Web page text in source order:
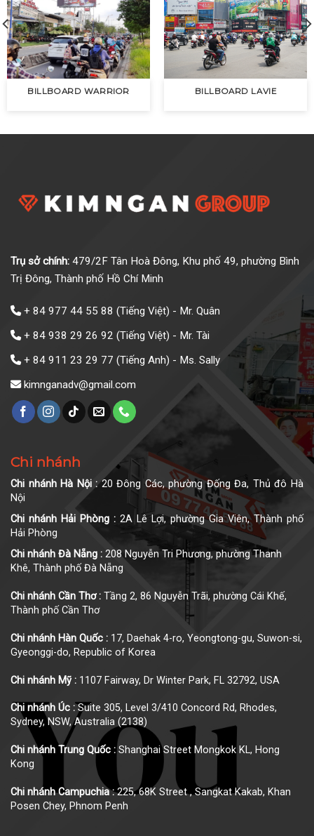
BILLBOARD WARRIOR BILLBOARD LAVIE
Trụ sở chính: 479/2F Tân Hoà Đông, Khu phố 49, phường Bình
Trị Đông, Thành phố Hồ Chí Minh
+ 84 977 44 55 88 (Tiếng Việt) - Mr. Quân
+ 84 938 29 26 92 (Tiếng Việt) - Mr. Tài
+ 84 911 23 29 77 (Tiếng Anh) - Ms. Sally
kimnganadv@gmail.com
Chi nhánh
Chi nhánh Hà Nội :20 Đông Các, phường Đống Đa, Thủ đô Hà
Nội
Chi nhánh Hải Phòng : 2A Lê Lợi, phường Gia Viên, Thành phố
Hải Phòng
Chi nhánh Đà Nẵng : 208 Nguyễn Tri Phương, phường Thanh
Khê, Thành phố Đà Nẵng
Chi nhánh Cần Thơ : Tầng 2, 86 Nguyễn Trãi, phường Cái Khế,
Thành phố Cần Thơ
Chi nhánh Hàn Quốc : 17, Daehak 4-ro, Yeongtong-gu, Suwon-si,
Gyeonggi-do, Republic of Korea
Chi nhánh Mỹ : 1107 Fairway, Dr Winter Park, FL 32792, USA
Chi nhánh Úc : Suite 305, Level 3/410 Concord Rd, Rhodes,
Sydney, NSW, Australia (2138)
Chi nhánh Trung Quốc : Shanghai Street Mongkok KL, Hong
Kong
Chi nhánh Campuchia :225, 68K Street , Sangkat Kakab, Khan
Posen Chey, Phnom Penh